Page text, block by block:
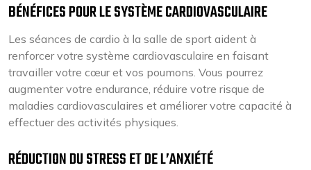
BÉNÉFICES POUR LE SYSTÈME CARDIOVASCULAIRE
Les séances de cardio à la salle de sport aident à
renforcer votre système cardiovasculaire en faisant
travailler votre cœur et vos poumons. Vous pourrez
augmenter votre endurance, réduire votre risque de
maladies cardiovasculaires et améliorer votre capacité à
effectuer des activités physiques.
RÉDUCTION DU STRESS ET DE L’ANXIÉTÉ